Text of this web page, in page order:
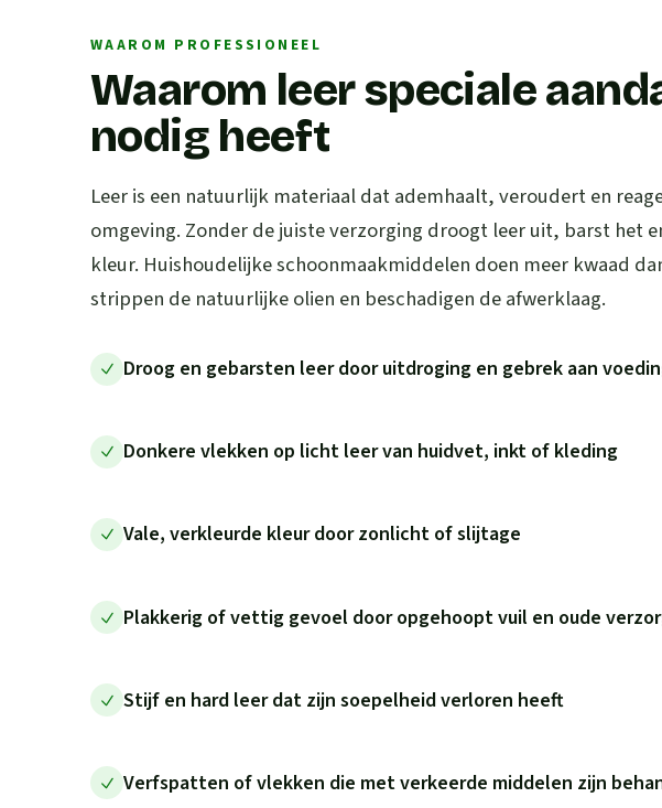
WAAROM PROFESSIONEEL
Waarom leer speciale
nodig heeft
Leer is een natuurlijk materiaal dat ademhaalt, veroudert en
omgeving. Zonder de juiste verzorging droogt leer uit, barst het
kleur. Huishoudelijke schoonmaakmiddelen doen meer kwaad
strippen de natuurlijke olien en beschadigen de afwerklaag.
Droog en gebarsten leer door uitdroging en gebrek aan
Donkere vlekken op licht leer van huidvet, inkt of kleding
Vale, verkleurde kleur door zonlicht of slijtage
Plakkerig of vettig gevoel door opgehoopt vuil en oude
Stijf en hard leer dat zijn soepelheid verloren heeft
Verfspatten of vlekken die met verkeerde middelen zijn